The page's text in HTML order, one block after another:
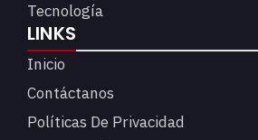
Tecnología
LINKS
Inicio
Contáctanos
Políticas De Privacidad